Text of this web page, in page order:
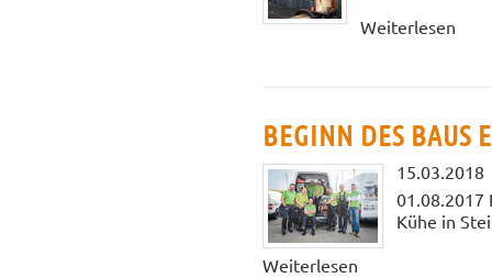
Weiterlesen
BEGINN DES BAUS
15.03.2018
01.08.2017
Kühe in
Weiterlesen